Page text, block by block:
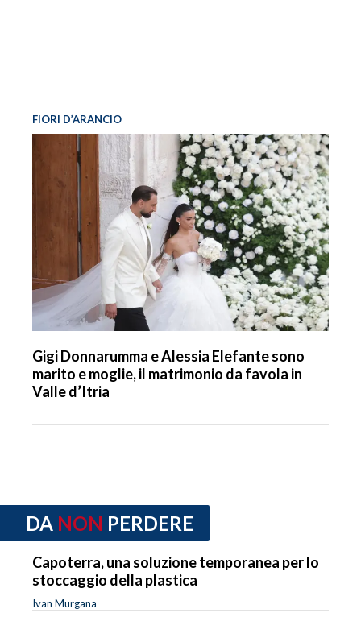
FIORI D’ARANCIO
Gigi Donnarumma e Alessia Elefante sono
marito e moglie, il matrimonio da favola in
Valle d’Itria
DA NON PERDERE
Capoterra, una soluzione temporanea per lo
stoccaggio della plastica
Ivan Murgana